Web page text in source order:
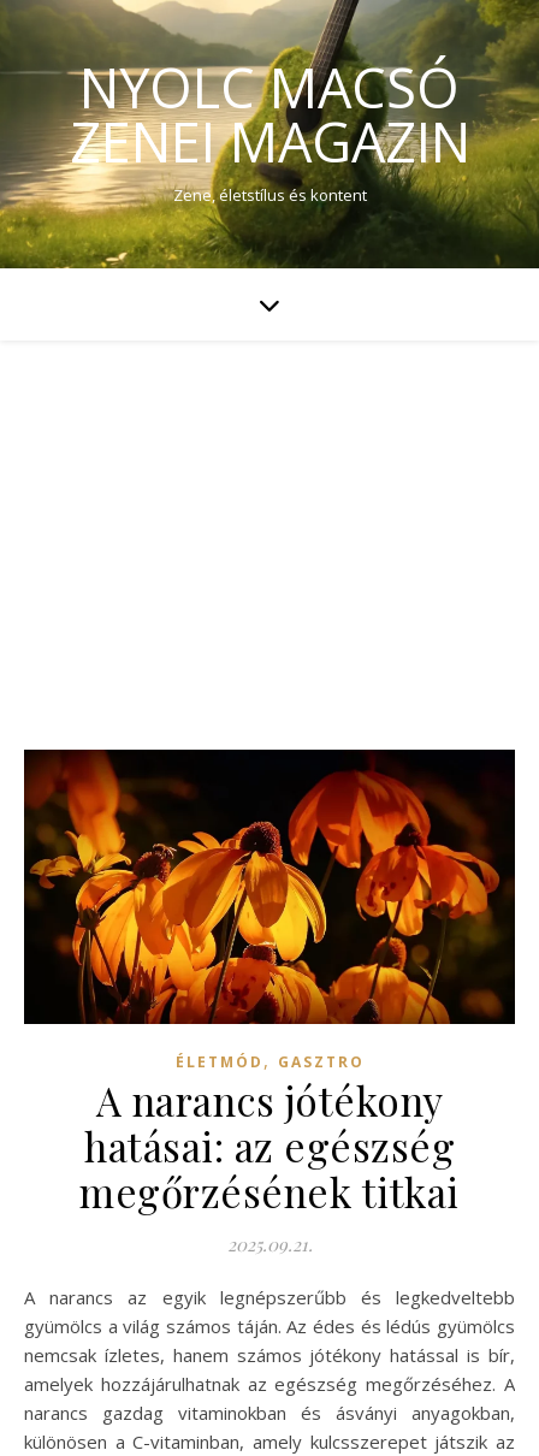
NYOLC MACSÓ
ZENEI MAGAZIN
Zene, életstílus és kontent
ÉLETMÓD , GASZTRO
A narancs jótékony
hatásai: az egészség
megőrzésének titkai
2025.09.21.
A narancs az egyik legnépszerűbb és legkedveltebb
gyümölcs a világ számos táján. Az édes és lédús gyümölcs
nemcsak ízletes, hanem számos jótékony hatással is bír,
amelyek hozzájárulhatnak az egészség megőrzéséhez. A
narancs gazdag vitaminokban és ásványi anyagokban,
különösen a C-vitaminban, amely kulcsszerepet játszik az